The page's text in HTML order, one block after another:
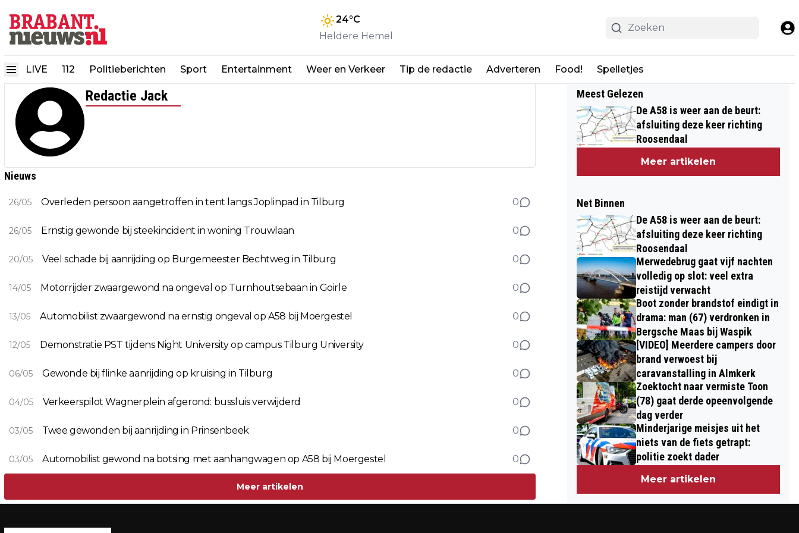
24°C
Heldere Hemel
LIVE 112 Politieberichten Sport Entertainment Weer en Verkeer Tip de redactie Adverteren Food! Spelletjes
Redactie Jack
Nieuws
26/05 Overleden persoon aangetroffen in tent langs Joplinpad in Tilburg 0
26/05 Ernstig gewonde bij steekincident in woning Trouwlaan 0
20/05 Veel schade bij aanrijding op Burgemeester Bechtweg in Tilburg 0
14/05 Motorrijder zwaargewond na ongeval op Turnhoutsebaan in Goirle 0
13/05 Automobilist zwaargewond na ernstig ongeval op A58 bij Moergestel 0
12/05 Demonstratie PST tijdens Night University op campus Tilburg University 0
06/05 Gewonde bij flinke aanrijding op kruising in Tilburg 0
04/05 Verkeerspilot Wagnerplein afgerond: bussluis verwijderd 0
03/05 Twee gewonden bij aanrijding in Prinsenbeek 0
03/05 Automobilist gewond na botsing met aanhangwagen op A58 bij Moergestel 0
Meer artikelen
Meest Gelezen
De A58 is weer aan de beurt:
afsluiting deze keer richting
Roosendaal
Meer artikelen
Net Binnen
De A58 is weer aan de beurt:
afsluiting deze keer richting
Roosendaal
Merwedebrug gaat vijf nachten
volledig op slot: veel extra
reistijd verwacht
Boot zonder brandstof eindigt in
drama: man (67) verdronken in
Bergsche Maas bij Waspik
[VIDEO] Meerdere campers door
brand verwoest bij
caravanstalling in Almkerk
Zoektocht naar vermiste Toon
(78) gaat derde opeenvolgende
dag verder
Minderjarige meisjes uit het
niets van de fiets getrapt:
politie zoekt dader
Meer artikelen